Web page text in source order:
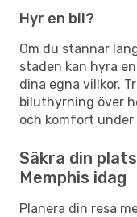
Hyr en bil?
Om du stannar
staden kan hyra
dina egna villkor.
biluthyrning över
och komfort under
Säkra din
Memphis idag
Planera din resa